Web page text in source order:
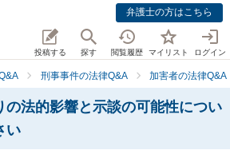
弁護士の方はこちら
投稿する 探す 閲覧履歴 マイリスト ログイン
刑事事件の法律Q&A 加害者の法律Q&A
の法的影響と示談の可能性につい
い